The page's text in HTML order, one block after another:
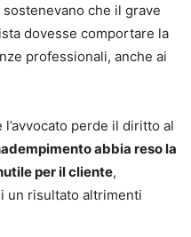
che il grave
dovesse comportare la
professionali, anche ai
perde il diritto al
abbia reso la
per il cliente,
un risultato altrimenti